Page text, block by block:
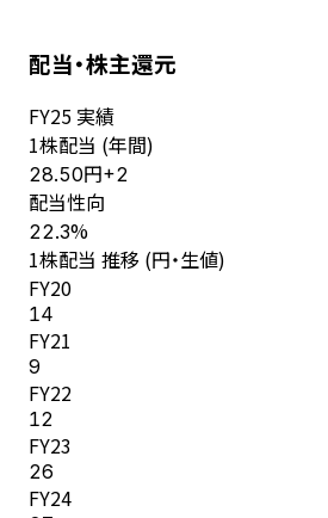
配当・株主還元
FY25 実績
1株配当 (年間)
28.50円+2
配当性向
22.3%
1株配当 推移 (円・生値)
FY20
14
FY21
9
FY22
12
FY23
26
FY24